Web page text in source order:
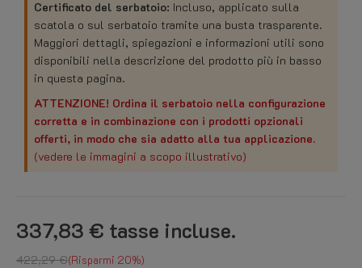
Certificato del serbatoio: Incluso, applicato sulla
scatola o sul serbatoio tramite una busta trasparente.
Maggiori dettagli, spiegazioni e informazioni utili sono
disponibili nella descrizione del prodotto più in basso
in questa pagina.
ATTENZIONE! Ordina il serbatoio nella configurazione
corretta e in combinazione con i prodotti opzionali
offerti, in modo che sia adatto alla tua applicazione.
(vedere le immagini a scopo illustrativo)
337,83 € tasse incluse.
422,29 € Risparmi 20%